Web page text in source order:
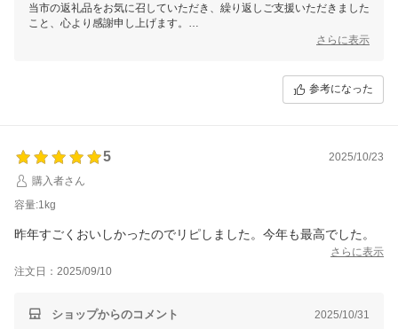
当市の返礼品をお気に召していただき、繰り返しご支援いただきました
こと、心より感謝申し上げます。
これからも繰り返しお選びいただけるよう、変わらぬ品質でお届けして
さらに表示
参考になった
5
2025/10/23
購入者さん
容量:1kg
昨年すごくおいしかったのでリピしました。今年も最高でした。
さらに表示
注文日：2025/09/10
ショップからのコメント 2025/10/31